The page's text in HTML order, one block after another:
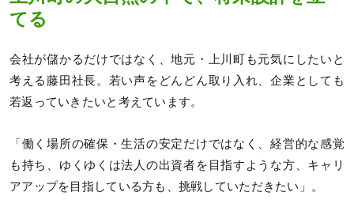
てる
会社が儲かるだけではなく、地元・上川町も元気にしたいと
考える藤田社長。若い声をどんどん取り入れ、企業としても
若返っていきたいと考えています。
「働く場所の確保・生活の安定だけではなく、経営的な感覚
も持ち、ゆくゆくは法人の出資者を目指すような方、キャリ
アアップを目指している方も、挑戦していただきたい」。